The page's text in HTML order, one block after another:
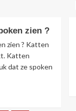
zien ?
zien ? Katten
Katten
dat ze spoken